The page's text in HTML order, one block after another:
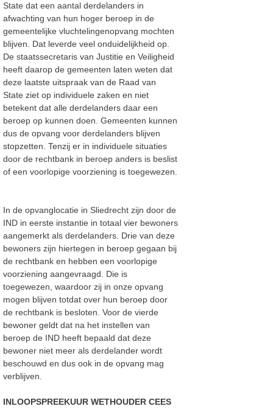
State dat een aantal derdelanders in
afwachting van hun hoger beroep in de
gemeentelijke vluchtelingenopvang mochten
blijven. Dat leverde veel onduidelijkheid op.
De staatssecretaris van Justitie en Veiligheid
heeft daarop de gemeenten laten weten dat
deze laatste uitspraak van de Raad van
State ziet op individuele zaken en niet
betekent dat alle derdelanders daar een
beroep op kunnen doen. Gemeenten kunnen
dus de opvang voor derdelanders blijven
stopzetten. Tenzij er in individuele situaties
door de rechtbank in beroep anders is beslist
of een voorlopige voorziening is toegewezen.
In de opvanglocatie in Sliedrecht zijn door de
IND in eerste instantie in totaal vier bewoners
aangemerkt als derdelanders. Drie van deze
bewoners zijn hiertegen in beroep gegaan bij
de rechtbank en hebben een voorlopige
voorziening aangevraagd. Die is
toegewezen, waardoor zij in onze opvang
mogen blijven totdat over hun beroep door
de rechtbank is besloten. Voor de vierde
bewoner geldt dat na het instellen van
beroep de IND heeft bepaald dat deze
bewoner niet meer als derdelander wordt
beschouwd en dus ook in de opvang mag
verblijven.
INLOOPSPREEKUUR WETHOUDER CEES